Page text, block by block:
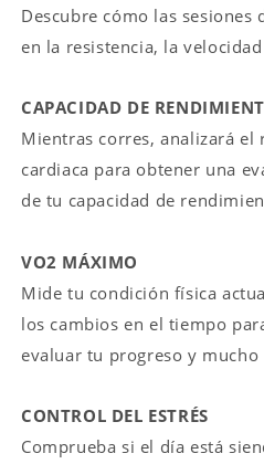
Descubre cómo las
en la resistencia, la
CAPACIDAD DE
Mientras corres, analizará el
cardiaca para obtener una
de tu capacidad de
VO2 MÁXIMO
Mide tu condición física
los cambios en el tiempo
evaluar tu progreso y mucho
CONTROL DEL ESTRÉS
Comprueba si el día está